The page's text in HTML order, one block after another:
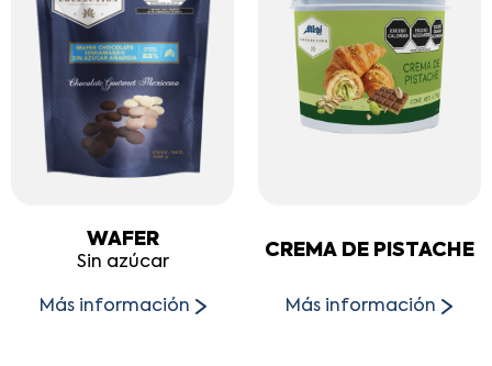
WAFER
Sin azúcar
Más información
CREMA DE PISTACHE
Más información